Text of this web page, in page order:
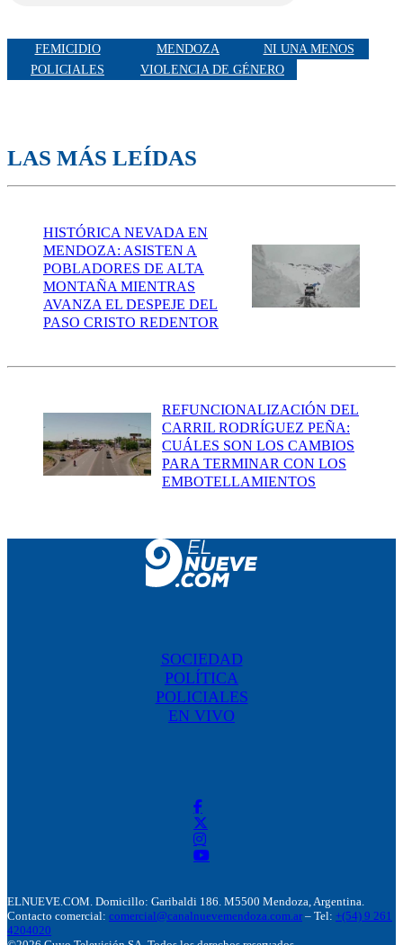
FEMICIDIO MENDOZA
NI UNA MENOS
POLICIALES
VIOLENCIA DE GÉNERO
LAS MÁS LEÍDAS
HISTÓRICA NEVADA EN
MENDOZA: ASISTEN A
POBLADORES DE ALTA
MONTAÑA MIENTRAS
AVANZA EL DESPEJE DEL
PASO CRISTO REDENTOR
REFUNCIONALIZACIÓN DEL
CARRIL RODRÍGUEZ PEÑA:
CUÁLES SON LOS CAMBIOS
PARA TERMINAR CON LOS
EMBOTELLAMIENTOS
SOCIEDAD
POLÍTICA
POLICIALES
EN VIVO
ELNUEVE.COM. Domicillo: Garibaldi 186. M5500 Mendoza, Argentina.
Contacto comercial: comercial@canalnuevemendoza.com.ar – Tel: +(54) 9 261
4204020